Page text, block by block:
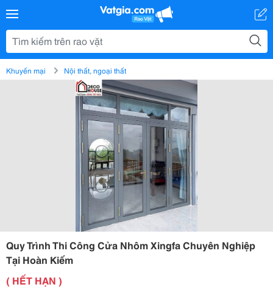
Khuyến mại Nội thất, ngoại thất
Quy Trình Thi Công Cửa Nhôm Xingfa Chuyên Nghiệp
Tại Hoàn Kiếm
( HẾT HẠN )